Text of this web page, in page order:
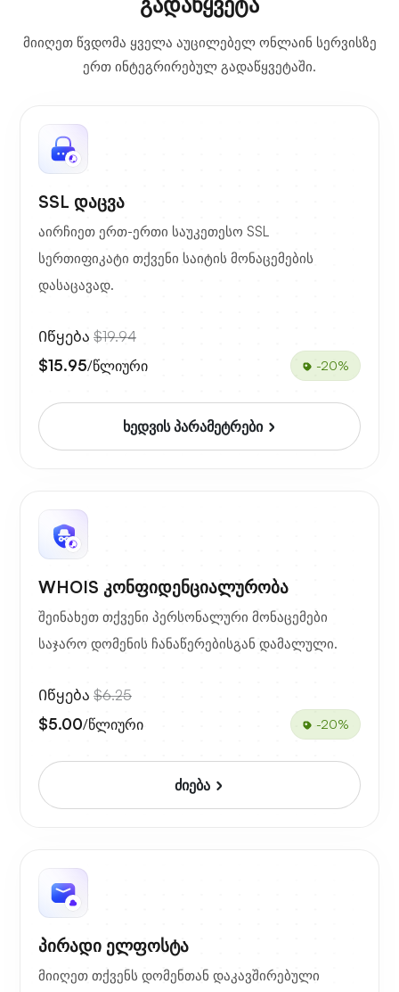
მიიღეთ წვდომა ყველა აუცილებელ ონლაინ სერვისზე
ერთ ინტეგრირებულ გადაწყვეტაში.
SSL დაცვა
აირჩიეთ ერთ-ერთი საუკეთესო SSL
სერთიფიკატი თქვენი საიტის მონაცემების
დასაცავად.
Იწყება $19.94
$15.95/წლიური -20%
ხედვის პარამეტრები
WHOIS კონფიდენციალურობა
შეინახეთ თქვენი პერსონალური მონაცემები
საჯარო დომენის ჩანაწერებისგან დამალული.
Იწყება $6.25
$5.00/წლიური -20%
ძიება
პირადი ელფოსტა
მიიღეთ თქვენს დომენთან დაკავშირებული